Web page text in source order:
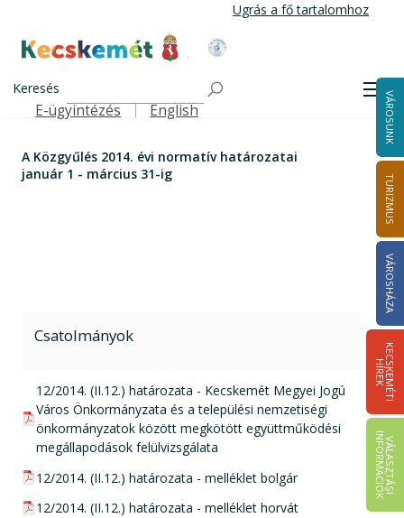
tartalomra
Ugrás a fő tartalomhoz
Kecskemét Város Honlapja
Keresés
Felső navigáció
E-ügyintézés English VÁROSUNK
TURIZMUS
VÁROSHÁZA
K
E
C
S
K
E
M
É
T
I
HÍ
R
E
K
V
Á
L
A
S
Z
T
Á
S
I
IN
F
O
R
M
Á
C
I
Ó
K
A Közgyűlés 2014. évi normatív határozatai január 1 -
március 31-ig
A Közgyűlés 2014. évi normatív határozatai
január 1 - március 31-ig
Csatolmányok
pdf csatolmány:
12/2014. (II.12.) határozata - Kecskemét Megyei Jogú
Város Önkormányzata és a települési nemzetiségi
önkormányzatok között megkötött együttműködési
megállapodások felülvizsgálata
pdf csatolmány:
12/2014. (II.12.) határozata - melléklet bolgár
pdf csatolmány:
12/2014. (II.12.) határozata - melléklet horvát